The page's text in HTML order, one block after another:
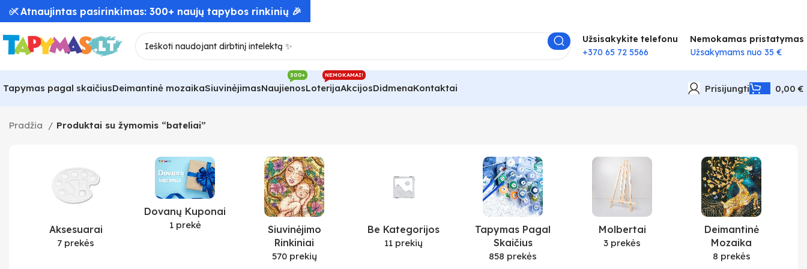
Užsisakykite telefonu
+370 65 72 5566
Nemokamas pristatymas
Užsakymams nuo 35 €
Tapymas pagal skaičiusDeimantinė mozaikaSiuvinėjimasNaujienos
300+
Loterija
NEMOKAMAI!
AkcijosDidmenaKontaktai Prisijungti 0,00€
Pradžia Produktai su žymomis “bateliai”
Aksesuarai
7 prekės
Dovanų Kuponai
1 prekė
Siuvinėjimo
Rinkiniai
570 prekių
Be Kategorijos
11 prekių
Tapymas Pagal
Skaičius
858 prekės
Molbertai
3 prekės
Deimantinė
Mozaika
8 prekės
✅ Atnaujintas pasirinkimas: 300+ naujų tapybos rinkinių 🎉